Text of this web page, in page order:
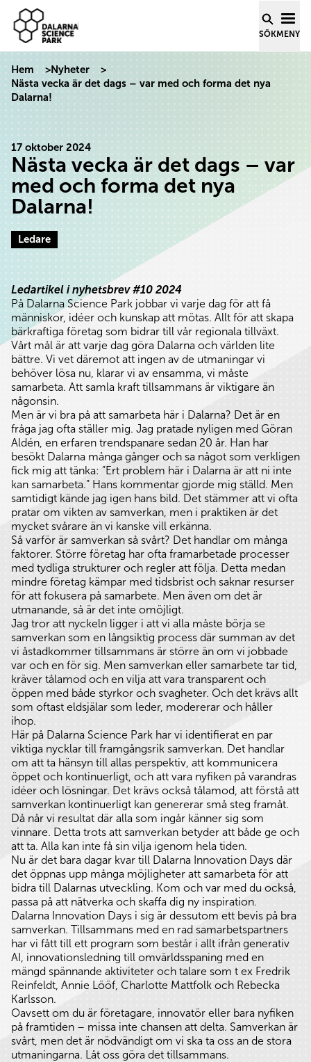
Hoppa till innehåll
Dalarna Science Park
SÖKMENY
Hem >Nyheter
>
Nästa vecka är det dags – var med och forma det nya
Dalarna!
17 oktober 2024
Nästa vecka är det dags – var
med och forma det nya
Dalarna!
Ledare
Ledartikel i nyhetsbrev #10 2024
På Dalarna Science Park jobbar vi varje dag för att få
människor, idéer och kunskap att mötas. Allt för att skapa
bärkraftiga företag som bidrar till vår regionala tillväxt.
Vårt mål är att varje dag göra Dalarna och världen lite
bättre. Vi vet däremot att ingen av de utmaningar vi
behöver lösa nu, klarar vi av ensamma, vi måste
samarbeta. Att samla kraft tillsammans är viktigare än
någonsin.
Men är vi bra på att samarbeta här i Dalarna? Det är en
fråga jag ofta ställer mig. Jag pratade nyligen med Göran
Aldén, en erfaren trendspanare sedan 20 år. Han har
besökt Dalarna många gånger och sa något som verkligen
fick mig att tänka: ”Ert problem här i Dalarna är att ni inte
kan samarbeta.” Hans kommentar gjorde mig ställd. Men
samtidigt kände jag igen hans bild. Det stämmer att vi ofta
pratar om vikten av samverkan, men i praktiken är det
mycket svårare än vi kanske vill erkänna.
Så varför är samverkan så svårt? Det handlar om många
faktorer. Större företag har ofta framarbetade processer
med tydliga strukturer och regler att följa. Detta medan
mindre företag kämpar med tidsbrist och saknar resurser
för att fokusera på samarbete. Men även om det är
utmanande, så är det inte omöjligt.
Jag tror att nyckeln ligger i att vi alla måste börja se
samverkan som en långsiktig process där summan av det
vi åstadkommer tillsammans är större än om vi jobbade
var och en för sig. Men samverkan eller samarbete tar tid,
kräver tålamod och en vilja att vara transparent och
öppen med både styrkor och svagheter. Och det krävs allt
som oftast eldsjälar som leder, modererar och håller
ihop.
Här på Dalarna Science Park har vi identifierat en par
viktiga nycklar till framgångsrik samverkan. Det handlar
om att ta hänsyn till allas perspektiv, att kommunicera
öppet och kontinuerligt, och att vara nyfiken på varandras
idéer och lösningar. Det krävs också tålamod, att förstå att
samverkan kontinuerligt kan genererar små steg framåt.
Då når vi resultat där alla som ingår känner sig som
vinnare. Detta trots att samverkan betyder att både ge och
att ta. Alla kan inte få sin vilja igenom hela tiden.
Nu är det bara dagar kvar till Dalarna Innovation Days där
det öppnas upp många möjligheter att samarbeta för att
bidra till Dalarnas utveckling. Kom och var med du också,
passa på att nätverka och skaffa dig ny inspiration.
Dalarna Innovation Days i sig är dessutom ett bevis på bra
samverkan. Tillsammans med en rad samarbetspartners
har vi fått till ett program som består i allt ifrån generativ
AI, innovationsledning till omvärldsspaning med en
mängd spännande aktiviteter och talare som t ex Fredrik
Reinfeldt, Annie Lööf, Charlotte Mattfolk och Rebecka
Karlsson.
Oavsett om du är företagare, innovatör eller bara nyfiken
på framtiden – missa inte chansen att delta. Samverkan är
svårt, men det är nödvändigt om vi ska ta oss an de stora
utmaningarna. Låt oss göra det tillsammans.